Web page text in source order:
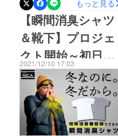
靴を脱いだ後の匂い････気
になりませんか？夏の暑い
時期はもちろんですが寒い
時期になると、ブーツや革
靴など、ちょっと蒸れやす
い靴を履く機会が増えます
よね。＜↓↓気になる足の匂
いには、４つの方法が効果
的です↓↓＞①角質ケアをす
もっと見る
【瞬間消臭シャツ
＆靴下】プロジェ
クト開始～初日２
０％達成!!
2021/12/10 17:03